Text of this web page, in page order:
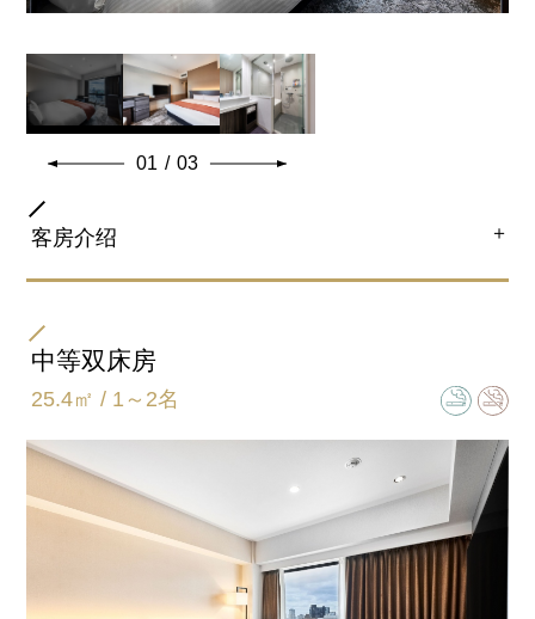
01 / 03
客房介绍 ＋
双人房
168㎝×195㎝
卫浴间类型
半独立型(浴室和卫生间独立)
中等双床房
25.4㎡ / 1～2名